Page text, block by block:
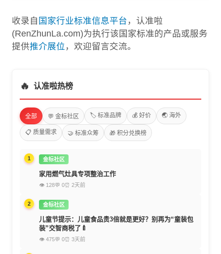
收录自 国家行业标准信息平台 ，认准啦
(RenZhunLa.com)为执行该国家标准的产品或服务
提供推介展位 ，欢迎留言交流。
🔥 认准啦热榜
全部 💬 金标社区 🏷️ 标准品牌 💰 好价 🌏 海外
📋 质量需求 🤝 标准众筹 🎁 积分兑换榜
1 金标社区
家用燃气灶具专项整治工作
👁 128💬 0⏰ 2天前
2 金标社区
儿童节提示：儿童食品贵3倍就是更好？别再为“童装包
装”交智商税了🍼
👁 475💬 0⏰ 3天前